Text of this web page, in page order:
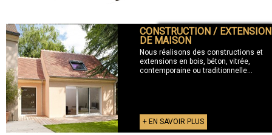
+ CONSTRUCTION / EXTENSION
CONSTRUCTION / EXTENSION
DE MAISON
Nous réalisons des constructions et
extensions en bois, béton, vitrée,
contemporaine ou traditionnelle...
+ EN SAVOIR PLUS